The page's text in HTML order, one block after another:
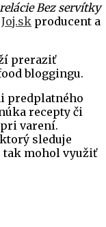
Bez servítky
Joj.sk producent a
preraziť
bloggingu.
predplatného
recepty či
varení.
sleduje
tak mohol využiť